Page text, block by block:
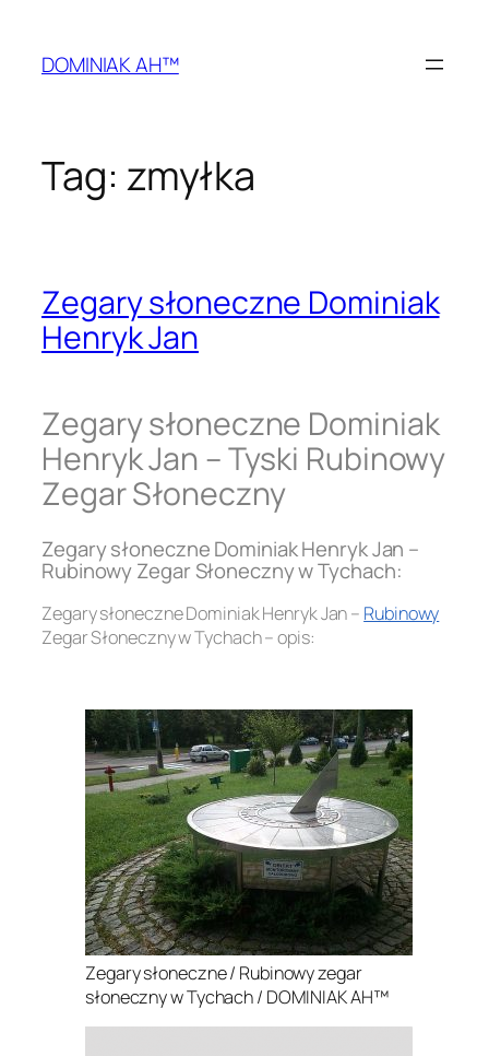
treściDOMINIAK AH™
Tag: zmyłka
Zegary słoneczne Dominiak
Henryk Jan
Zegary słoneczne Dominiak
Henryk Jan – Tyski Rubinowy
Zegar Słoneczny
Zegary słoneczne Dominiak Henryk Jan –
Rubinowy Zegar Słoneczny w Tychach:
Zegary słoneczne Dominiak Henryk Jan – Rubinowy
Zegar Słoneczny w Tychach – opis:
Zegary słoneczne / Rubinowy zegar
słoneczny w Tychach / DOMINIAK AH™